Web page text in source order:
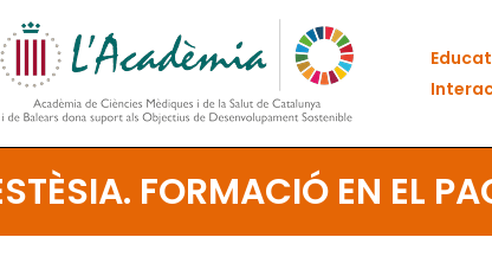
FORMACIÓ EN EL